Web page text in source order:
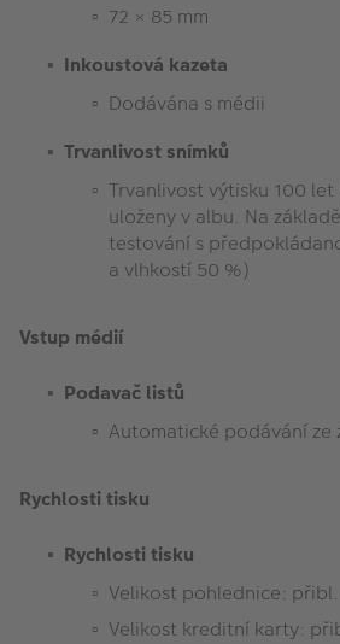
72 × 85 mm
Inkoustová kazeta
Dodávána s médii
Trvanlivost snímků
Trvanlivost výtisku 100
uloženy v albu. Na
testování s
a vlhkostí 50 %)
Vstup médií
Podavač listů
Automatické podávání ze
Rychlosti tisku
Rychlosti tisku
Velikost pohlednice: přibl.
Velikost kreditní karty: